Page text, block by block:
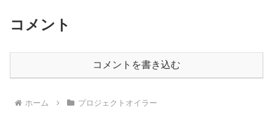
コメント
コメントを書き込む
ホーム プロジェクトオイラー